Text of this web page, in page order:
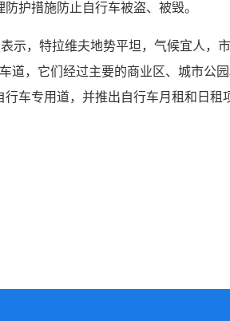
护措施防止自行车被盗、被毁。
示，特拉维夫地势平坦，气候宜人
道，它们经过主要的商业区、城市公
车专用道，并推出自行车月租和日租